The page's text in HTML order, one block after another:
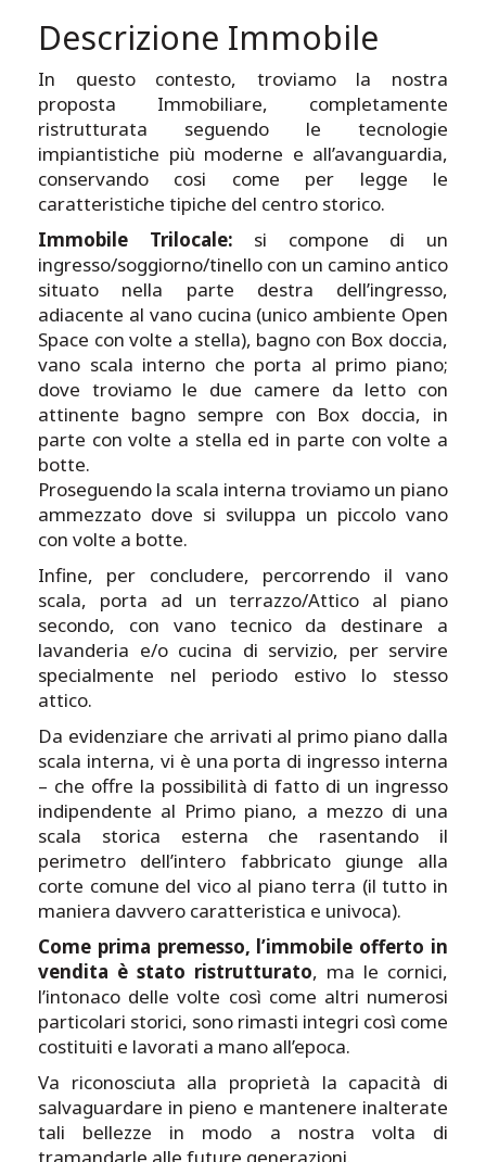
Descrizione Immobile
In questo contesto, troviamo la nostra
proposta Immobiliare, completamente
ristrutturata seguendo le tecnologie
impiantistiche più moderne e all’avanguardia,
conservando cosi come per legge le
caratteristiche tipiche del centro storico.
Immobile Trilocale: si compone di un
ingresso/soggiorno/tinello con un camino antico
situato nella parte destra dell’ingresso,
adiacente al vano cucina (unico ambiente Open
Space con volte a stella), bagno con Box doccia,
vano scala interno che porta al primo piano;
dove troviamo le due camere da letto con
attinente bagno sempre con Box doccia, in
parte con volte a stella ed in parte con volte a
botte.
Proseguendo la scala interna troviamo un piano
ammezzato dove si sviluppa un piccolo vano
con volte a botte.
Infine, per concludere, percorrendo il vano
scala, porta ad un terrazzo/Attico al piano
secondo, con vano tecnico da destinare a
lavanderia e/o cucina di servizio, per servire
specialmente nel periodo estivo lo stesso
attico.
Da evidenziare che arrivati al primo piano dalla
scala interna, vi è una porta di ingresso interna
– che offre la possibilità di fatto di un ingresso
indipendente al Primo piano, a mezzo di una
scala storica esterna che rasentando il
perimetro dell’intero fabbricato giunge alla
corte comune del vico al piano terra (il tutto in
maniera davvero caratteristica e univoca).
Come prima premesso, l’immobile offerto in
vendita è stato ristrutturato, ma le cornici,
l’intonaco delle volte così come altri numerosi
particolari storici, sono rimasti integri così come
costituiti e lavorati a mano all’epoca.
Va riconosciuta alla proprietà la capacità di
salvaguardare in pieno e mantenere inalterate
tali bellezze in modo a nostra volta di